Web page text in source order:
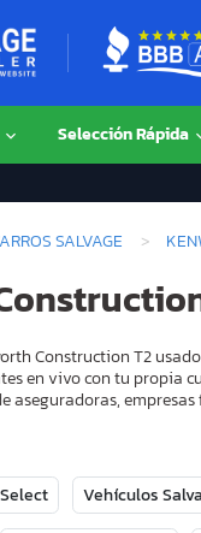
Selección Rápida
SALVAGE
Construction T2
en vivo con tu propia
aseguradoras,
Vehículos